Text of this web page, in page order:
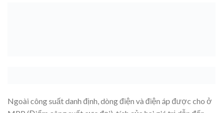
Ngoài công suất danh định, dòng điện và điện áp được cho ở